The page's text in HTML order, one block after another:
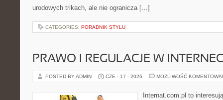
urodowych trikach, ale nie ogranicza […]
CATEGORIES: PORADNIK STYLU
PRAWO I REGULACJE W
POSTED BY ADMIN CZE - 17 - 2026 MOŻLIWOŚĆ
Internat.com.pl to